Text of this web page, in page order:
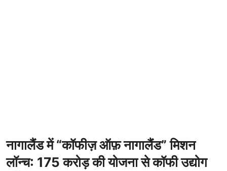
Business
Relationship
नागालैंड में “कॉफीज़ ऑफ़ नागालैंड” मिशन
लॉन्च: 175 करोड़ की योजना से कॉफी उद्योग